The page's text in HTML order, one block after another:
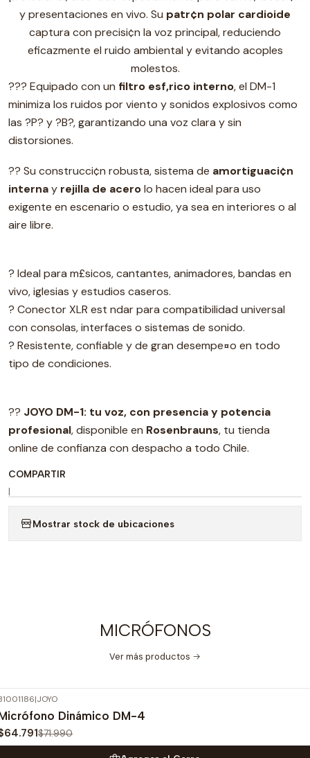
y presentaciones en vivo. Su patr¢n polar cardioide
captura con precisi¢n la voz principal, reduciendo
eficazmente el ruido ambiental y evitando acoples
molestos.
??? Equipado con un filtro esf‚rico interno, el DM-1
minimiza los ruidos por viento y sonidos explosivos como
las ?P? y ?B?, garantizando una voz clara y sin
distorsiones.
?? Su construcci¢n robusta, sistema de amortiguaci¢n
internay rejilla de acerolo hacen ideal para uso
exigente en escenario o estudio, ya sea en interiores o al
aire libre.
? Ideal para m£sicos, cantantes, animadores, bandas en
vivo, iglesias y estudios caseros.
? Conector XLR est ndar para compatibilidad universal
con consolas, interfaces o sistemas de sonido.
? Resistente, confiable y de gran desempe¤o en todo
tipo de condiciones.
?? JOYO DM-1: tu voz, con presencia y potencia
profesional, disponible en Rosenbrauns, tu tienda
online de confianza con despacho a todo Chile.
COMPARTIR
|
Mostrar stock de ubicaciones
MICRÓFONOS
Ver más productos
OFF
|JOYO
Dinámico DM-4
$71.990